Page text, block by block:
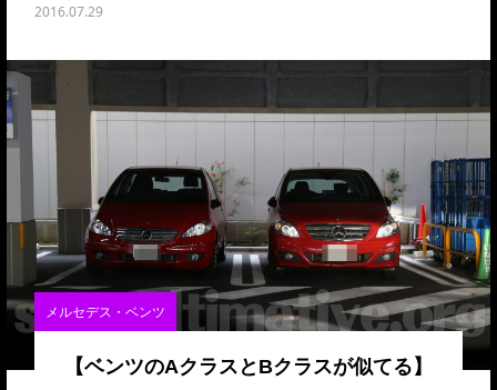
2016.07.29
メルセデス・ベンツ
【ベンツのAクラスとBクラスが似てる】